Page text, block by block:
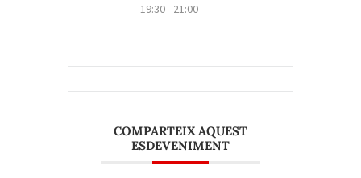
19:30 - 21:00
COMPARTEIX AQUEST
ESDEVENIMENT